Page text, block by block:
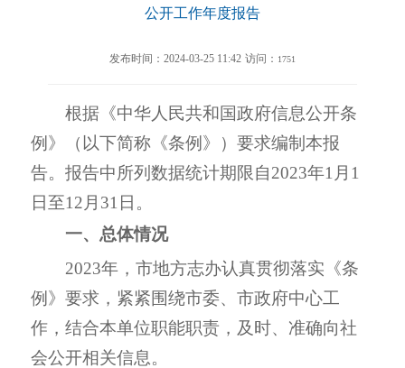
公开工作年度报告
发布时间：2024-03-25 11:42 访问： 1751
根据《中华人民共和国政府信息公开条
例》
（ 以下简称《条例》 ）要求编制本报
告。报告中所列数据统计期限自2023年1 月 1
日至12 月 31 日。
一、 总体情况
2023年，市地方志办认真贯彻落实《条
例》要求，紧紧围绕市委、市政府中心工
作，结合本单位职能职责，及时、准确向社
会公开相关信息。